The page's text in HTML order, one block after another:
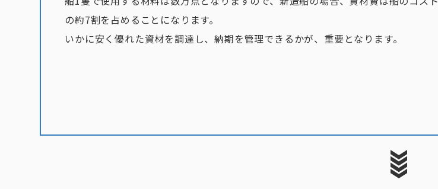
の約7割を占めることになります。
いかに安く優れた資材を調達し、納期を管理できるかが、重要となります。